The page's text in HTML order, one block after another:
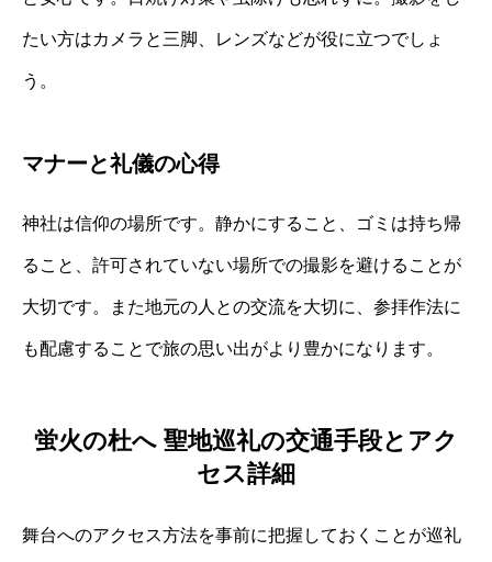
たい方はカメラと三脚、レンズなどが役に立つでしょ
う。
マナーと礼儀の心得
神社は信仰の場所です。静かにすること、ゴミは持ち帰
ること、許可されていない場所での撮影を避けることが
大切です。また地元の人との交流を大切に、参拝作法に
も配慮することで旅の思い出がより豊かになります。
蛍火の杜へ 聖地巡礼の交通手段とアク
セス詳細
舞台へのアクセス方法を事前に把握しておくことが巡礼